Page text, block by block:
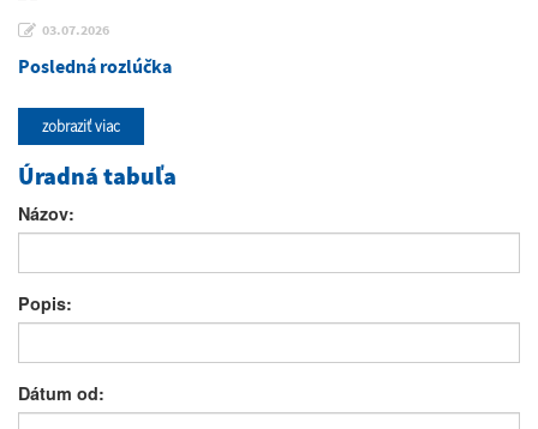
03.07.2026
Posledná rozlúčka
zobraziť viac
Úradná tabuľa
Názov:
Popis:
Dátum od: